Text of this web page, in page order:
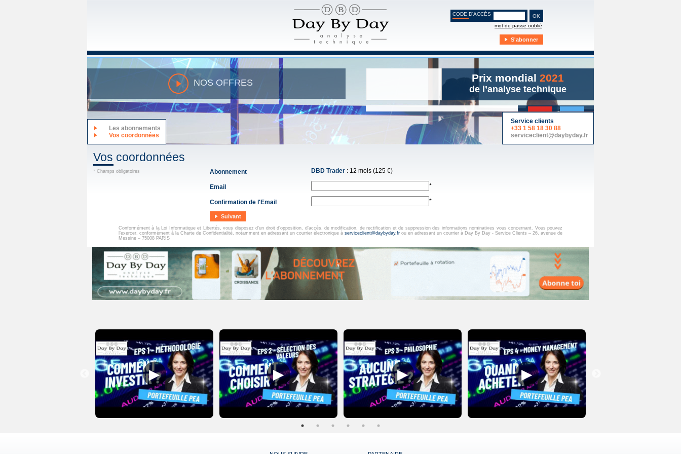
CODE D'ACCÈS
mot de passe oublié
S'abonner
NOS OFFRES Prix mondial 2021
de l’analyse technique
Suivre Day By DayLive
Les abonnements
Vos coordonnées
Service clients
+33 1 58 18 30 88
serviceclient@daybyday.fr
Vos coordonnées
* Champs obligatoires Abonnement DBD Trader : 12 mois (125 €)
Email *
Confirmation de l'Email *
Suivant
Conformément à la Loi Informatique et Libertés, vous disposez d’un droit d’opposition, d’accès, de modification, de rectification et de suppression des informations nominatives vous concernant. Vous pouvez
l’exercer, conformément à la Charte de Confidentialité, notamment en adressant un courrier électronique à serviceclient@daybyday.fr ou en adressant un courrier à Day By Day - Service Clients – 26, avenue de
Messine – 75008 PARIS
▶ ▶ ▶ ▶